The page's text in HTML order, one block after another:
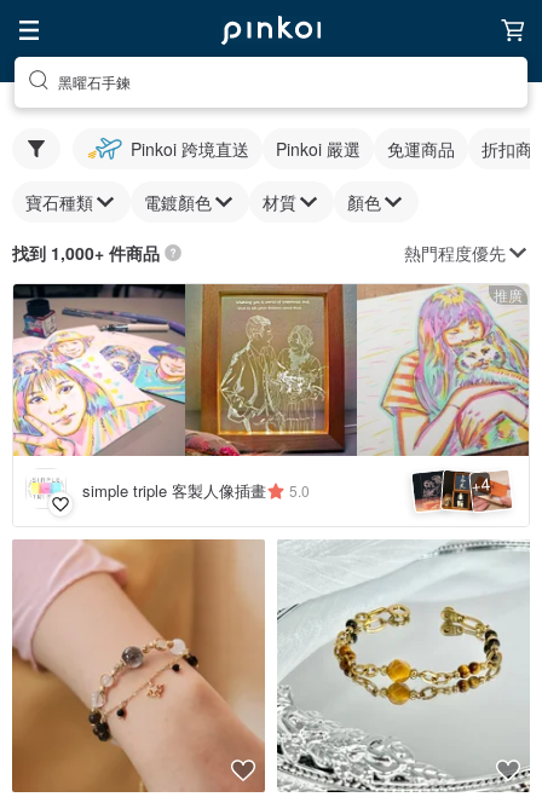
黑曜石手鍊
Pinkoi 跨境直送 Pinkoi 嚴選 免運商品 折扣商
寶石種類 電鍍顏色 材質 顏色
找到 1,000+ 件商品 熱門程度優先
推廣
simple triple 客製人像插畫 5.0 +4